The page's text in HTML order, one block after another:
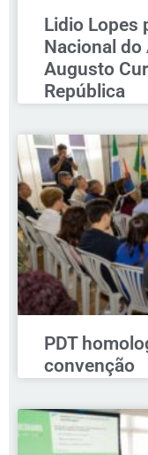
Lidio Lopes
Nacional
Augusto
República
PDT
convenção